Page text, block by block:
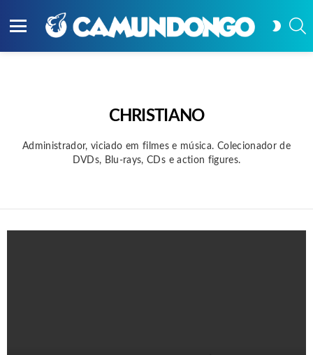
CHRISTIANO
Administrador, viciado em filmes e música. Colecionador de
DVDs, Blu-rays, CDs e action figures.